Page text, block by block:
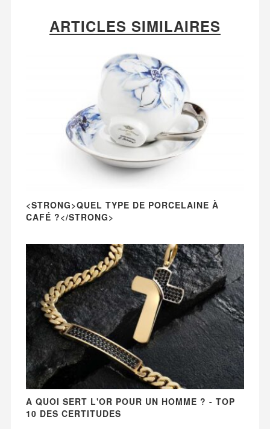
ARTICLES SIMILAIRES
<STRONG>QUEL TYPE DE PORCELAINE À
CAFÉ ?</STRONG>
A QUOI SERT L'OR POUR UN HOMME ? - TOP
10 DES CERTITUDES